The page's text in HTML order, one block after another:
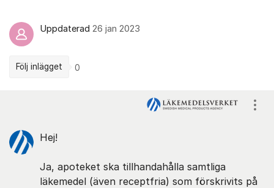
Uppdaterad 26 jan 2023
Följ inlägget 0
Hej!
Ja, apoteket ska tillhandahålla samtliga
läkemedel (även receptfria) som förskrivits på